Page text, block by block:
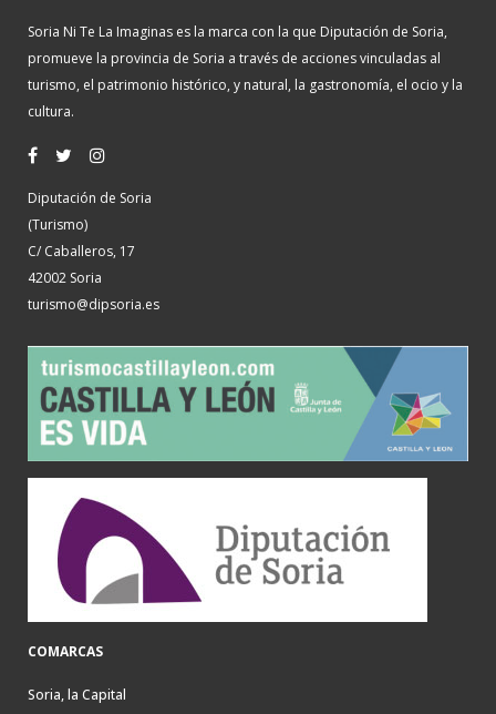
Soria Ni Te La Imaginas es la marca con la que Diputación de Soria,
promueve la provincia de Soria a través de acciones vinculadas al
turismo, el patrimonio histórico, y natural, la gastronomía, el ocio y la
cultura.
Diputación de Soria
(Turismo)
C/ Caballeros, 17
42002 Soria
turismo@dipsoria.es
COMARCAS
Soria, la Capital